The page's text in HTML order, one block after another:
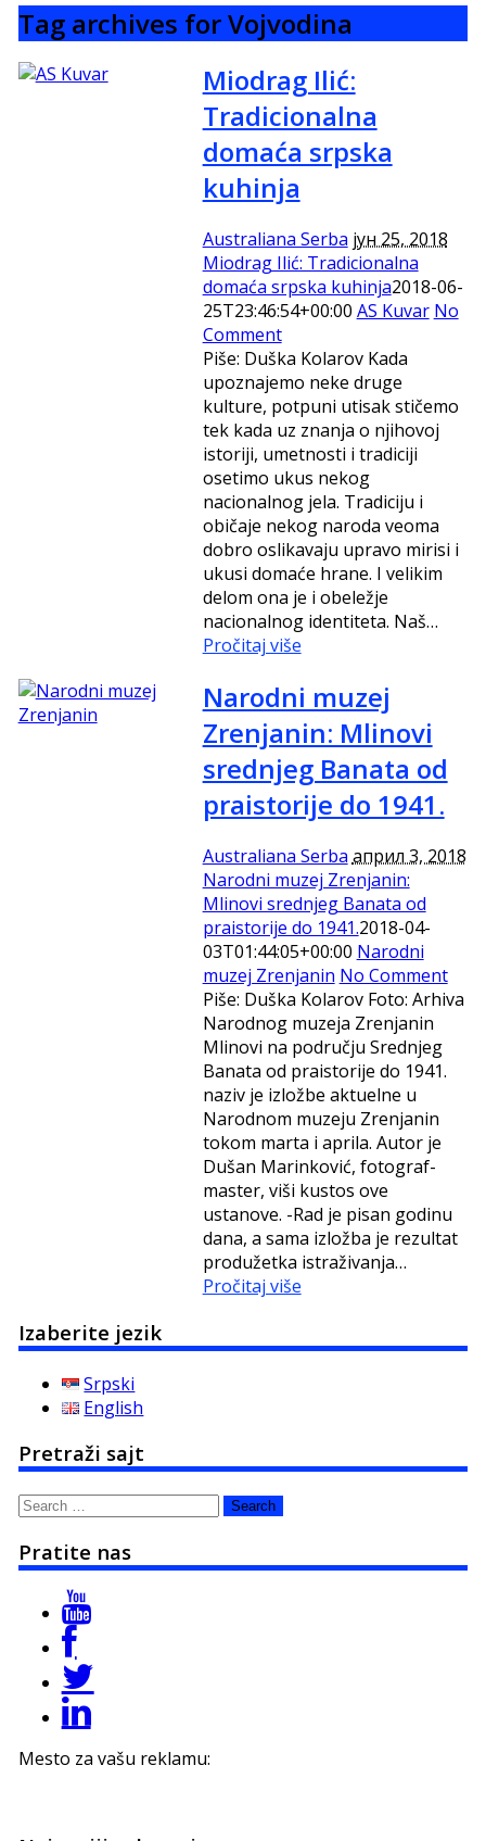
Tag archives for Vojvodina
Miodrag Ilić:
Tradicionalna
domaća srpska
kuhinja
Australiana Serba јун 25, 2018
Miodrag Ilić: Tradicionalna
domaća srpska kuhinja2018-06-
25T23:46:54+00:00 AS Kuvar No
Comment
Piše: Duška Kolarov Kada
upoznajemo neke druge
kulture, potpuni utisak stičemo
tek kada uz znanja o njihovoj
istoriji, umetnosti i tradiciji
osetimo ukus nekog
nacionalnog jela. Tradiciju i
običaje nekog naroda veoma
dobro oslikavaju upravo mirisi i
ukusi domaće hrane. I velikim
delom ona je i obeležje
nacionalnog identiteta. Naš…
Pročitaj više
Narodni muzej
Zrenjanin: Mlinovi
srednjeg Banata od
praistorije do 1941.
Australiana Serba април 3, 2018
Narodni muzej Zrenjanin:
Mlinovi srednjeg Banata od
praistorije do 1941.2018-04-
03T01:44:05+00:00 Narodni
muzej Zrenjanin No Comment
Piše: Duška Kolarov Foto: Arhiva
Narodnog muzeja Zrenjanin
Mlinovi na području Srednjeg
Banata od praistorije do 1941.
naziv je izložbe aktuelne u
Narodnom muzeju Zrenjanin
tokom marta i aprila. Autor je
Dušan Marinković, fotograf-
master, viši kustos ove
ustanove. -Rad je pisan godinu
dana, a sama izložba je rezultat
produžetka istraživanja…
Pročitaj više
Izaberite jezik
Srpski
English
Pretraži sajt
Search
Pratite nas
Mesto za vašu reklamu: